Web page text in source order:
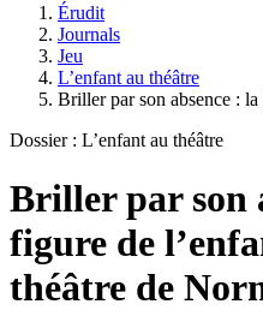
Érudit
Journals
Jeu
L’enfant au théâtre
Briller par son absence :
Dossier : L’enfant au théâtre
Briller par son
figure de
théâtre de